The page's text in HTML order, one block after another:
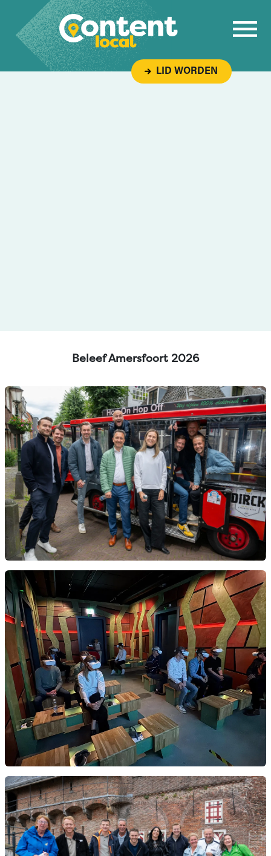
Overslaan naar inhoud
LID WORDEN
Beleef Amersfoort 2026